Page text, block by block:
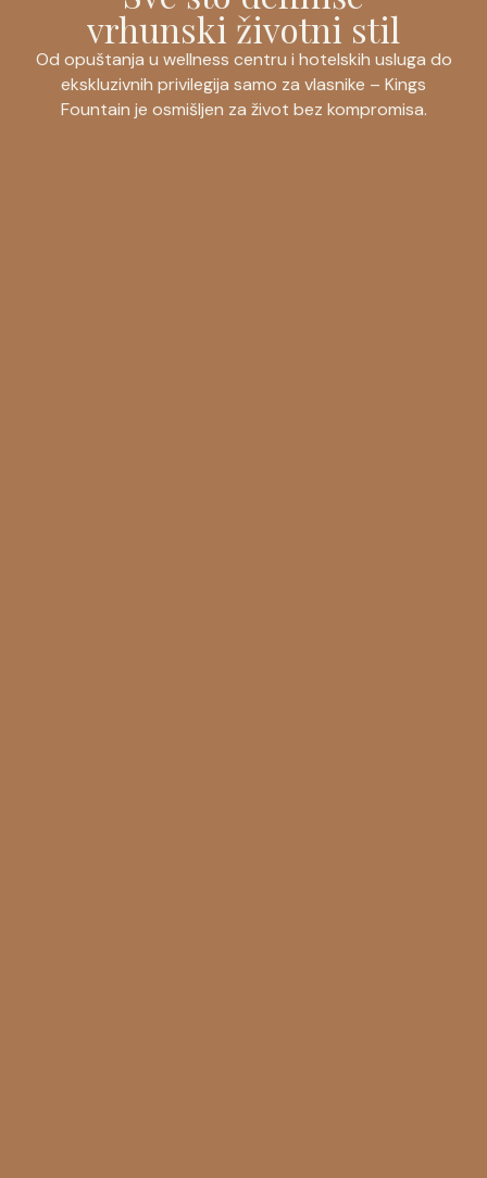
vrhunski životni stil
Od opuštanja u wellness centru i hotelskih usluga do
ekskluzivnih privilegija samo za vlasnike – Kings
Fountain je osmišljen za život bez kompromisa.